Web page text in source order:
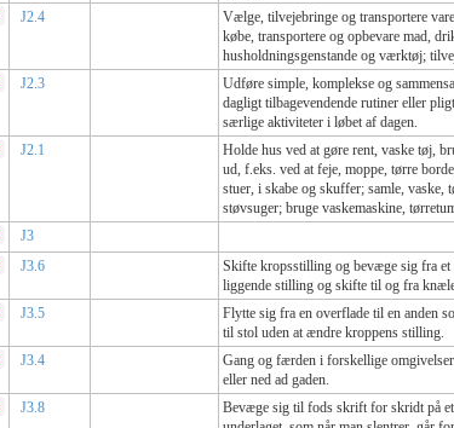
J2.4
Vælge, tilvejebringe og transportere
købe, transportere og opbevare mad,
husholdningsgenstande og værktøj;
J2.3
Udføre simple, komplekse og
dagligt tilbagevendende rutiner eller
særlige aktiviteter i løbet af dagen.
J2.1
Holde hus ved at gøre rent, vaske tøj,
ud, f.eks. ved at feje, moppe, tørre
stuer, i skabe og skuffer; samle,
støvsuger; bruge vaskemaskine,
J3
J3.6
Skifte kropsstilling og bevæge sig fra
liggende stilling og skifte til og fra
J3.5
Flytte sig fra en overflade til en anden
til stol uden at ændre kroppens stilling.
J3.4
Gang og færden i forskellige
eller ned ad gaden.
J3.8
Bevæge sig til fods skrift for skridt på et